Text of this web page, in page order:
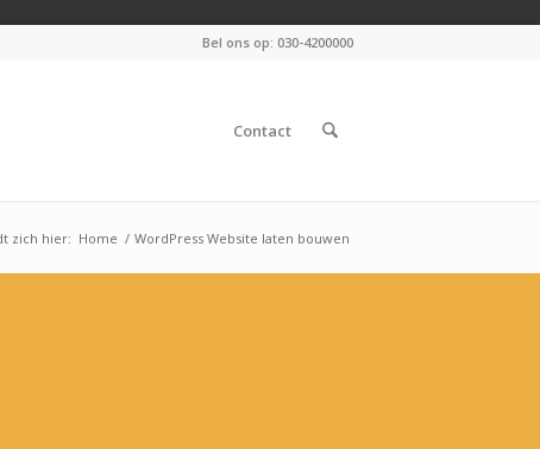
Bel ons op: 030-4200000
Contact
zich hier: Home / WordPress Website laten bouwen